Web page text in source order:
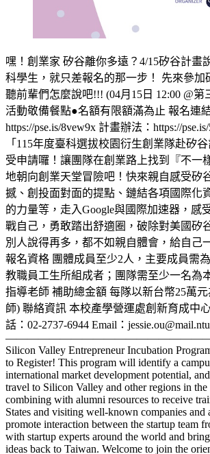
嘿！創業家 矽谷離你多遠？4/15矽谷計畫
科學生，就只差報名的那一步！ 先來參加
聽前輩們怎麼說吧!!! (04月15日 12:00 @第
活動敬備餐點●名額有限額滿為止 報名連結
https://pse.is/8vew9x 計畫辦法：https://
「115年度臺科選拔校園衍生創業隊赴矽
受申請囉！讓團隊在創業路上找到『不一
地朝向創業天堂冒險吧！快來親自感受矽
撼、創投面對面的提點、鏈結各項國際化
的力量等，走入Google與國際加速器，感
戰自己，勇敢踏出舒適圈，破除對美國矽
別人說得再多，都不如親自體會，給自己
報名資格 團體成員至少2人，主要成員需
教職員工生所組成者；團隊需至少一名為
指導老師 補助總金額 每隊以新台幣25萬
師) 聯絡資訊 本校產學營運處創新育成中
話：02-2737-6944 Email：
Silicon Valley Entrepreneur Incubation
to Register! This program will identify a
international market development potential,
travel to Silicon Valley and other regions in
combining with alumni resources to receive
States and visiting well-known companies and
promote interaction between the startup team
with startup experts around the world and
ideas back to Taiwan. Welcome to join the